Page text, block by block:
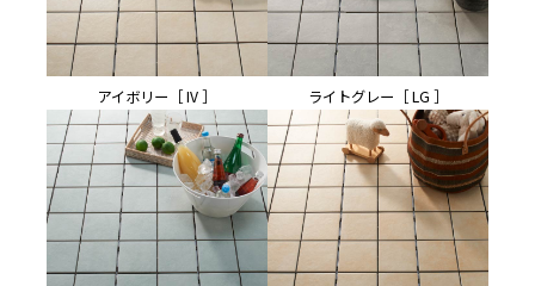
アイボリー［ IV ］ ライトグレー［ LG ］